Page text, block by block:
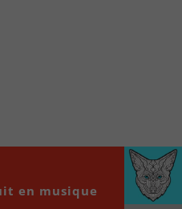
accessibles en un clic!
00:00
en musique